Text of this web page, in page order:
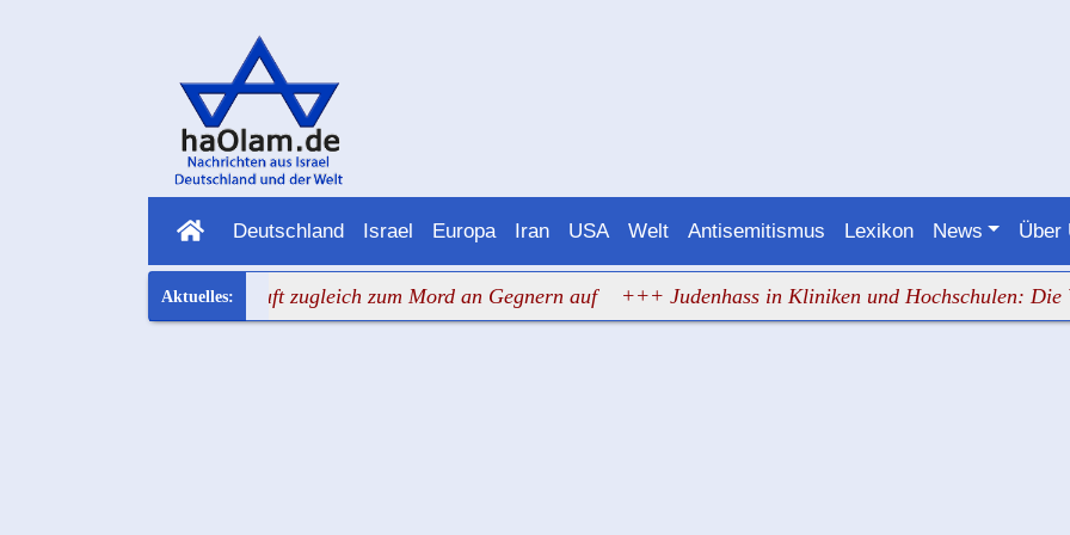
Deutschland Israel Europa Iran USA Welt Antisemitismus Lexikon News Über
Entwaffnung und ruft zugleich zum Mord an Gegnern auf +++ Judenhass in Kliniken und Hochschulen: Die